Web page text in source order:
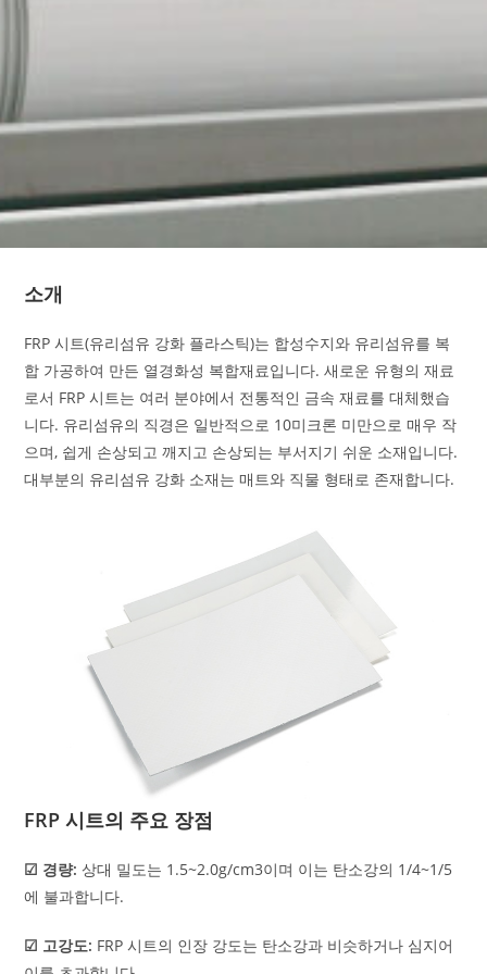
소개
FRP 시트(유리섬유 강화 플라스틱)는 합성수지와 유리섬유를 복
합 가공하여 만든 열경화성 복합재료입니다. 새로운 유형의 재료
로서 FRP 시트는 여러 분야에서 전통적인 금속 재료를 대체했습
니다. 유리섬유의 직경은 일반적으로 10미크론 미만으로 매우 작
으며, 쉽게 손상되고 깨지고 손상되는 부서지기 쉬운 소재입니다.
대부분의 유리섬유 강화 소재는 매트와 직물 형태로 존재합니다.
FRP 시트의 주요 장점
☑ 경량: 상대 밀도는 1.5~2.0g/cm3이며 이는 탄소강의 1/4~1/5
에 불과합니다.
☑ 고강도: FRP 시트의 인장 강도는 탄소강과 비슷하거나 심지어